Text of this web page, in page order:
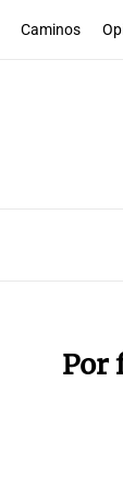
Caminos
Por